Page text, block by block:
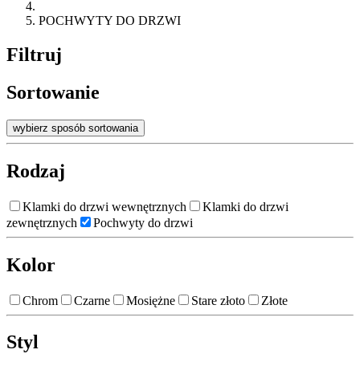
POCHWYTY DO DRZWI
Filtruj
Sortowanie
wybierz sposób sortowania
Rodzaj
Klamki do drzwi wewnętrznych
Klamki do drzwi
zewnętrznych
Pochwyty do drzwi
Kolor
Chrom Czarne Mosiężne Stare złoto Złote
Styl